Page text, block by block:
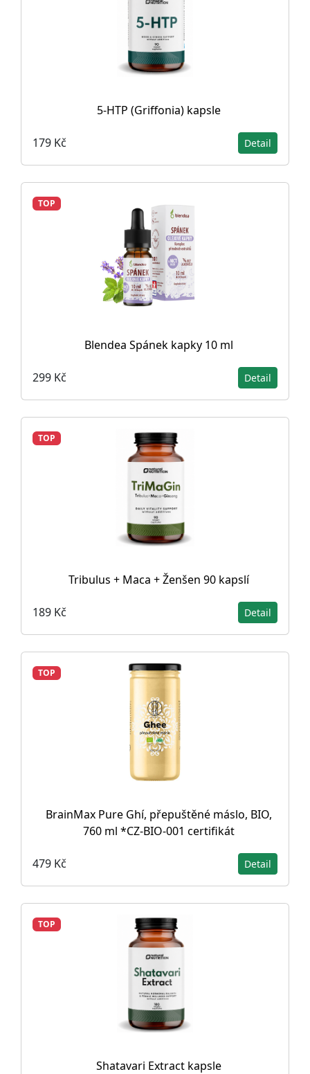
5-HTP (Griffonia) kapsle
179 Kč Detail
TOP
Blendea Spánek kapky 10 ml
299 Kč Detail
TOP
Tribulus + Maca + Ženšen 90 kapslí
189 Kč Detail
TOP
BrainMax Pure Ghí, přepuštěné máslo, BIO,
760 ml *CZ-BIO-001 certifikát
479 Kč Detail
TOP
Shatavari Extract kapsle